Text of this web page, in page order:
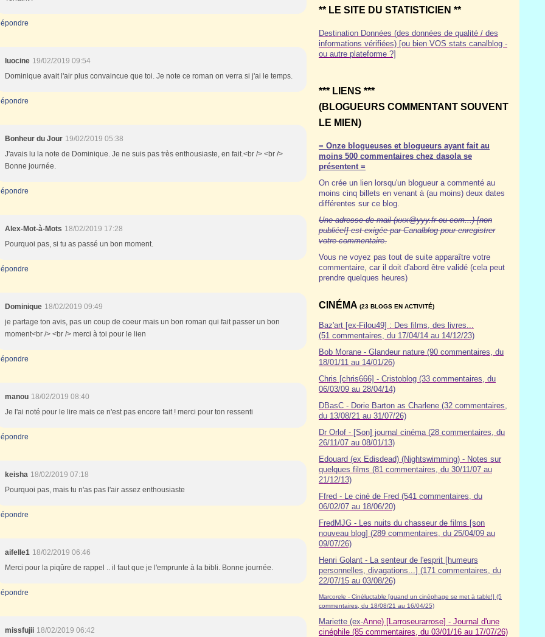
luocine 19/02/2019 09:54
Dominique avait l'air plus convaincue que toi. Je note ce roman on verra si j'ai le temps.
Bonheur du Jour 19/02/2019 05:38
J'avais lu la note de Dominique. Je ne suis pas très enthousiaste, en fait.<br /> <br />
Bonne journée.
Alex-Mot-à-Mots 18/02/2019 17:28
Pourquoi pas, si tu as passé un bon moment.
Dominique 18/02/2019 09:49
je partage ton avis, pas un coup de coeur mais un bon roman qui fait passer un bon
moment<br /> <br /> merci à toi pour le lien
manou 18/02/2019 08:40
Je l'ai noté pour le lire mais ce n'est pas encore fait ! merci pour ton ressenti
keisha 18/02/2019 07:18
Pourquoi pas, mais tu n'as pas l'air assez enthousiaste
aifelle1 18/02/2019 06:46
Merci pour la piqûre de rappel .. il faut que je l'emprunte à la bibli. Bonne journée.
missfujii 18/02/2019 06:42
** LE SITE DU STATISTICIEN **
Destination Données (des données de qualité / des
informations vérifiées) [ou bien VOS stats canalblog -
ou autre plateforme ?]
*** LIENS ***
(BLOGUEURS COMMENTANT SOUVENT
LE MIEN)
= Onze blogueuses et blogueurs ayant fait au
moins 500 commentaires chez dasola se
présentent =
On crée un lien lorsqu'un blogueur a commenté au
moins cinq billets en venant à (au moins) deux dates
différentes sur ce blog.
Une adresse de mail (xxx@yyy.fr ou com...) [non
publiée!] est exigée par Canalblog pour enregistrer
votre commentaire.
Vous ne voyez pas tout de suite apparaître votre
commentaire, car il doit d'abord être validé (cela peut
prendre quelques heures)
CINÉMA (23 BLOGS EN ACTIVITÉ)
Baz'art [ex-Filou49] : Des films, des livres...
(51 commentaires, du 17/04/14 au 14/12/23)
Bob Morane - Glandeur nature (90 commentaires, du
18/01/11 au 14/01/26)
Chris [chris666] - Cristoblog (33 commentaires, du
06/03/09 au 28/04/14)
DBasC - Dorie Barton as Charlene (32 commentaires,
du 13/08/21 au 31/07/26)
Dr Orlof - [Son] journal cinéma (28 commentaires, du
26/11/07 au 08/01/13)
Edouard (ex Edisdead) (Nightswimming) - Notes sur
quelques films (81 commentaires, du 30/11/07 au
21/12/13)
Ffred - Le ciné de Fred (541 commentaires, du
06/02/07 au 18/06/20)
FredMJG - Les nuits du chasseur de films [son
nouveau blog] (289 commentaires, du 25/04/09 au
09/07/26)
Henri Golant - La senteur de l'esprit [humeurs
personnelles, divagations...] (171 commentaires, du
22/07/15 au 03/08/26)
Marcorele - Cinéluctable [quand un cinéphage se met à table!] (5
commentaires, du 18/08/21 au 16/04/25)
Mariette (ex-Anne) [Larroseurarrose] - Journal d'une
cinéphile (85 commentaires, du 03/01/16 au 17/07/26)